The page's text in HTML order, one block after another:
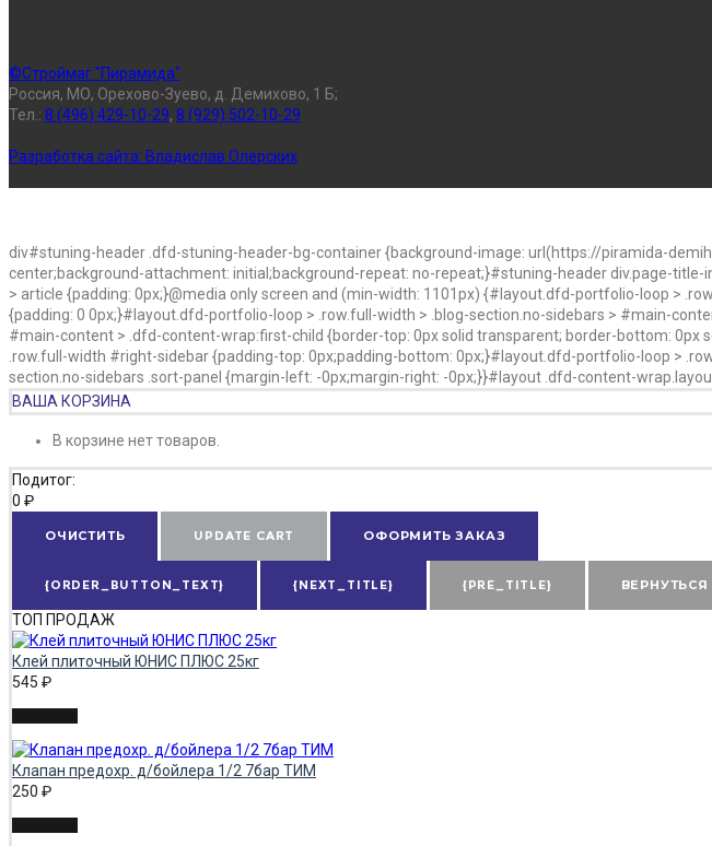
©Строймаг "Пирамида"
Россия, МО, Орехово-Зуево, д. Демихово, 1 Б;
Тел.: 8 (496) 429-10-29, 8 (929) 502-10-29
Разработка сайта: Владислав Олерских
div#stuning-header .dfd-stuning-header-bg-container {background-image: url(https://piramida-
center;background-attachment: initial;background-repeat: no-repeat;}#stuning-header div.page-
> article {padding: 0px;}@media only screen and (min-width: 1101px) {#layout.dfd-portfolio-loop >
{padding: 0 0px;}#layout.dfd-portfolio-loop > .row.full-width > .blog-section.no-sidebars > #main-
#main-content > .dfd-content-wrap:first-child {border-top: 0px solid transparent; border-bottom:
.row.full-width #right-sidebar {padding-top: 0px;padding-bottom: 0px;}#layout.dfd-portfolio-loop >
section.no-sidebars .sort-panel {margin-left: -0px;margin-right: -0px;}}#layout .dfd-content-
ВАША КОРЗИНА
В корзине нет товаров.
Подитог:
0 ₽
ОЧИСТИТЬ UPDATE CART ОФОРМИТЬ ЗАКАЗ
{ORDER_BUTTON_TEXT} {NEXT_TITLE} {PRE_TITLE}
ТОП ПРОДАЖ
Клей плиточный ЮНИС ПЛЮС 25кг
545 ₽
Клапан предохр. д/бойлера 1/2 7бар ТИМ
250 ₽